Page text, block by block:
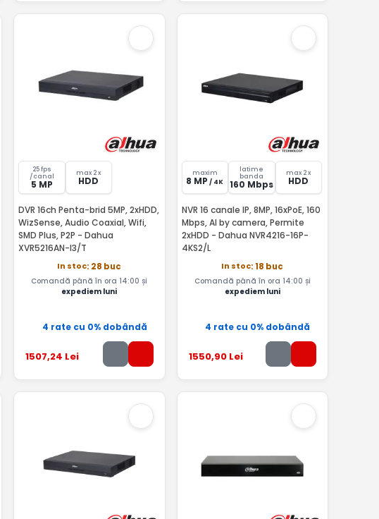
25 fps
/canal
5 MP
max 2 x
HDD
DVR 16ch Penta-brid 5MP, 2xHDD,
WizSense, Audio Coaxial, Wifi,
SMD Plus, P2P - Dahua
XVR5216AN-I3/T
In stoc: 28 buc
Comandă până în ora 14:00 și
expediem luni
4 rate cu 0% dobândă
1507,24 Lei
maxim
8 MP / 4K
latime
banda
160 Mbps
max 2 x
HDD
NVR 16 canale IP, 8MP, 16xPoE, 160
Mbps, AI by camera, Permite
2xHDD - Dahua NVR4216-16P-
4KS2/L
In stoc: 18 buc
Comandă până în ora 14:00 și
expediem luni
4 rate cu 0% dobândă
1550,90Lei